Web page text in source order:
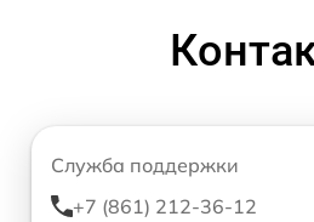
Служба поддержки
+7 (861) 212-36-12